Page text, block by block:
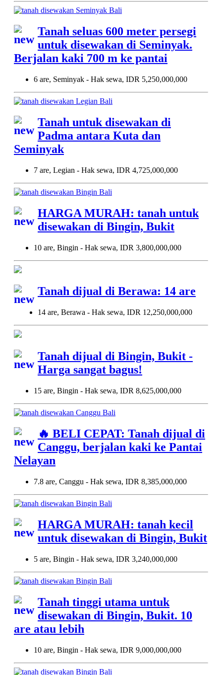
Tanah seluas 600 meter persegi
untuk disewakan di Seminyak.
Berjalan kaki 700 m ke pantai
6 are, Seminyak - Hak sewa, IDR 5,250,000,000
Tanah untuk disewakan di
Padma antara Kuta dan
Seminyak
7 are, Legian - Hak sewa, IDR 4,725,000,000
HARGA MURAH: tanah untuk
disewakan di Bingin, Bukit
10 are, Bingin - Hak sewa, IDR 3,800,000,000
Tanah dijual di Berawa: 14 are
14 are, Berawa - Hak sewa, IDR 12,250,000,000
Tanah dijual di Bingin, Bukit -
Harga sangat bagus!
15 are, Bingin - Hak sewa, IDR 8,625,000,000
🔥 BELI CEPAT: Tanah dijual di
Canggu, berjalan kaki ke Pantai
Nelayan
7.8 are, Canggu - Hak sewa, IDR 8,385,000,000
HARGA MURAH: tanah kecil
untuk disewakan di Bingin, Bukit
5 are, Bingin - Hak sewa, IDR 3,240,000,000
Tanah tinggi utama untuk
disewakan di Bingin, Bukit. 10
are atau lebih
10 are, Bingin - Hak sewa, IDR 9,000,000,000